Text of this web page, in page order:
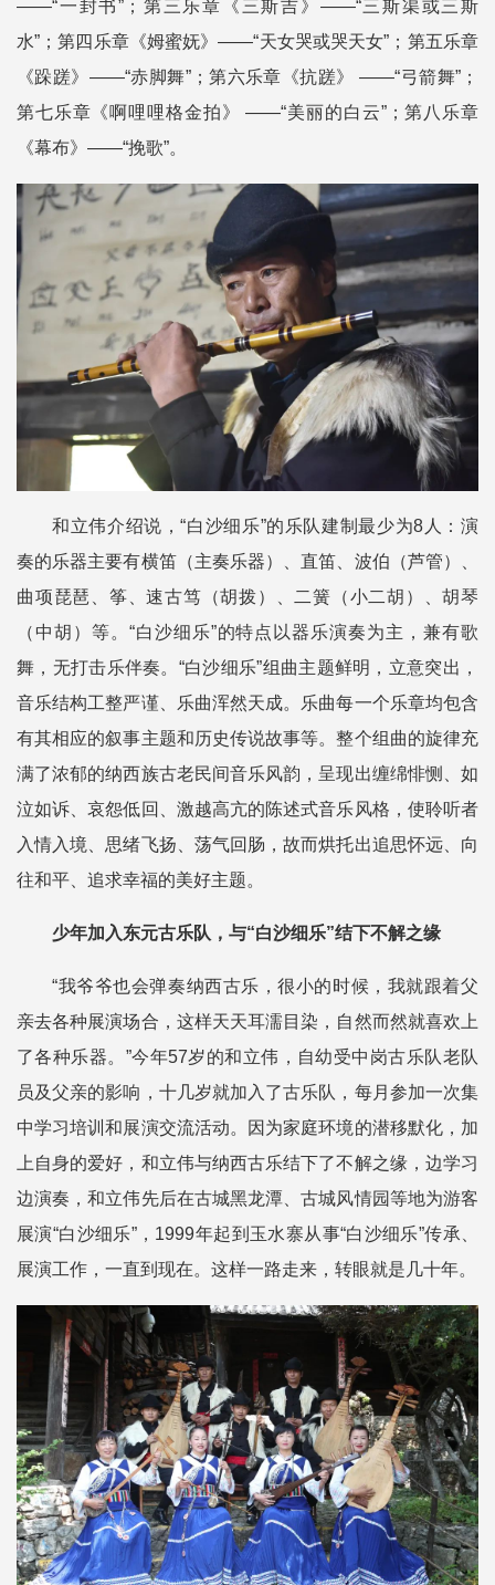
——“一封书”；第三乐章《三斯吉》——“三斯渠或三斯
水”；第四乐章《姆蜜妩》——“天女哭或哭天女”；第五乐章
《跺蹉》——“赤脚舞”；第六乐章《抗蹉》 ——“弓箭舞”；
第七乐章《啊哩哩格金拍》 ——“美丽的白云”；第八乐章
《幕布》——“挽歌”。
和立伟介绍说，“白沙细乐”的乐队建制最少为8人：演
奏的乐器主要有横笛（主奏乐器）、直笛、波伯（芦管）、
曲项琵琶、筝、速古笃（胡拨）、二簧（小二胡）、胡琴
（中胡）等。“白沙细乐”的特点以器乐演奏为主，兼有歌
舞，无打击乐伴奏。“白沙细乐”组曲主题鲜明，立意突出，
音乐结构工整严谨、乐曲浑然天成。乐曲每一个乐章均包含
有其相应的叙事主题和历史传说故事等。整个组曲的旋律充
满了浓郁的纳西族古老民间音乐风韵，呈现出缠绵悱恻、如
泣如诉、哀怨低回、激越高亢的陈述式音乐风格，使聆听者
入情入境、思绪飞扬、荡气回肠，故而烘托出追思怀远、向
往和平、追求幸福的美好主题。
少年加入东元古乐队，与“白沙细乐”结下不解之缘
“我爷爷也会弹奏纳西古乐，很小的时候，我就跟着父
亲去各种展演场合，这样天天耳濡目染，自然而然就喜欢上
了各种乐器。”今年57岁的和立伟，自幼受中岗古乐队老队
员及父亲的影响，十几岁就加入了古乐队，每月参加一次集
中学习培训和展演交流活动。因为家庭环境的潜移默化，加
上自身的爱好，和立伟与纳西古乐结下了不解之缘，边学习
边演奏，和立伟先后在古城黑龙潭、古城风情园等地为游客
展演“白沙细乐”，1999年起到玉水寨从事“白沙细乐”传承、
展演工作，一直到现在。这样一路走来，转眼就是几十年。